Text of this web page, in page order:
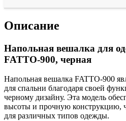
Описание
Напольная вешалка для
FATTO-900, черная
Напольная вешалка FATTO-900
для спальни благодаря своей
черному дизайну. Эта модель
высоты и прочную конструкцию,
для различных типов одежды.